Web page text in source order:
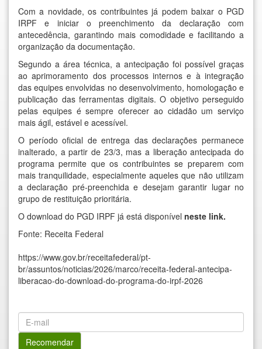
Com a novidade, os contribuintes já podem baixar o PGD
IRPF e iniciar o preenchimento da declaração com
antecedência, garantindo mais comodidade e facilitando a
organização da documentação.
Segundo a área técnica, a antecipação foi possível graças
ao aprimoramento dos processos internos e à integração
das equipes envolvidas no desenvolvimento, homologação e
publicação das ferramentas digitais. O objetivo perseguido
pelas equipes é sempre oferecer ao cidadão um serviço
mais ágil, estável e acessível.
O período oficial de entrega das declarações permanece
inalterado, a partir de 23/3, mas a liberação antecipada do
programa permite que os contribuintes se preparem com
mais tranquilidade, especialmente aqueles que não utilizam
a declaração pré-preenchida e desejam garantir lugar no
grupo de restituição prioritária.
O download do PGD IRPF já está disponível neste link.
Fonte: Receita Federal
https://www.gov.br/receitafederal/pt-
br/assuntos/noticias/2026/marco/receita-federal-antecipa-
liberacao-do-download-do-programa-do-irpf-2026